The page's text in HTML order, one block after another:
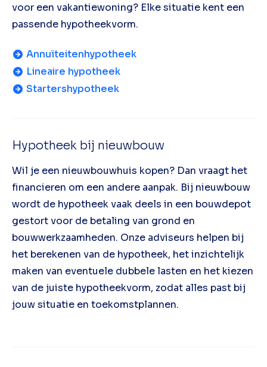
voor een vakantiewoning? Elke situatie kent een
passende hypotheekvorm.
Annuïteitenhypotheek
Lineaire hypotheek
Startershypotheek
Hypotheek bij nieuwbouw
Wil je een nieuwbouwhuis kopen? Dan vraagt het
financieren om een andere aanpak. Bij nieuwbouw
wordt de hypotheek vaak deels in een bouwdepot
gestort voor de betaling van grond en
bouwwerkzaamheden. Onze adviseurs helpen bij
het berekenen van de hypotheek, het inzichtelijk
maken van eventuele dubbele lasten en het kiezen
van de juiste hypotheekvorm, zodat alles past bij
jouw situatie en toekomstplannen.